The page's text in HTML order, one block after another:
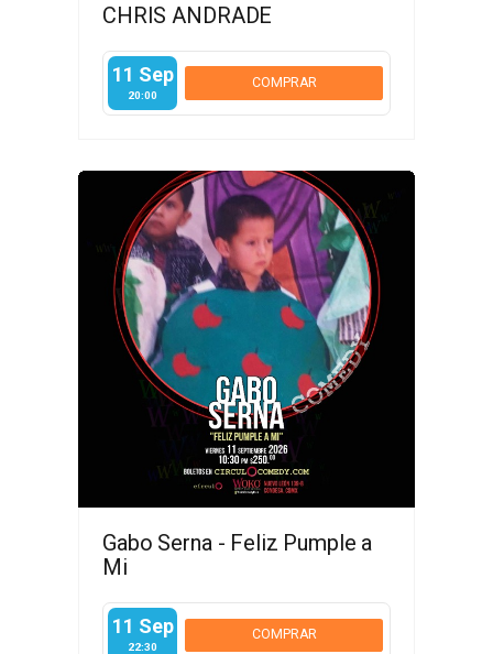
CHRIS ANDRADE
11 Sep
20:00
COMPRAR
Gabo Serna - Feliz Pumple a
Mi
11 Sep
22:30
COMPRAR